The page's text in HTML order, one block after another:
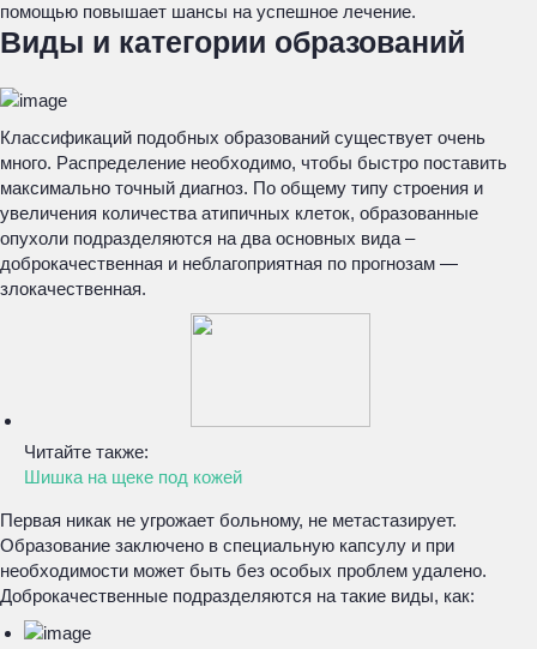
помощью повышает шансы на успешное лечение.
Виды и категории образований
Классификаций подобных образований существует очень
много. Распределение необходимо, чтобы быстро поставить
максимально точный диагноз. По общему типу строения и
увеличения количества атипичных клеток, образованные
опухоли подразделяются на два основных вида –
доброкачественная и неблагоприятная по прогнозам —
злокачественная.
Читайте также:
Шишка на щеке под кожей
Первая никак не угрожает больному, не метастазирует.
Образование заключено в специальную капсулу и при
необходимости может быть без особых проблем удалено.
Доброкачественные подразделяются на такие виды, как: